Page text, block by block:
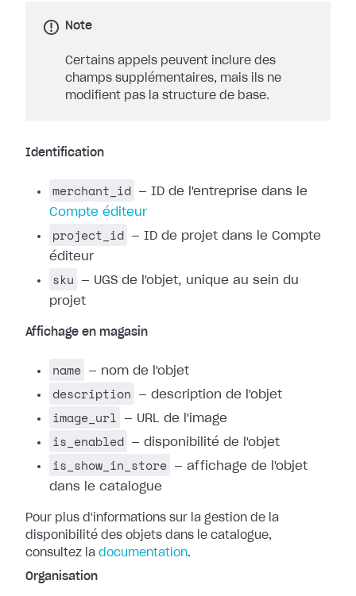
Note
Certains appels peuvent inclure des
champs supplémentaires, mais ils ne
modifient pas la structure de base.
Identification
merchant_id
— ID de l'entreprise dans le
Compte éditeur
project_id
— ID de projet dans le Compte
éditeur
sku
— UGS de l'objet, unique au sein du
projet
Affichage en magasin
name — nom de l'objet
description — description de l'objet
image_url — URL de l'image
is_enabled — disponibilité de l'objet
is_show_in_store
— affichage de l'objet
dans le catalogue
Pour plus d'informations sur la gestion de la
disponibilité des objets dans le catalogue,
consultez la documentation.
Organisation